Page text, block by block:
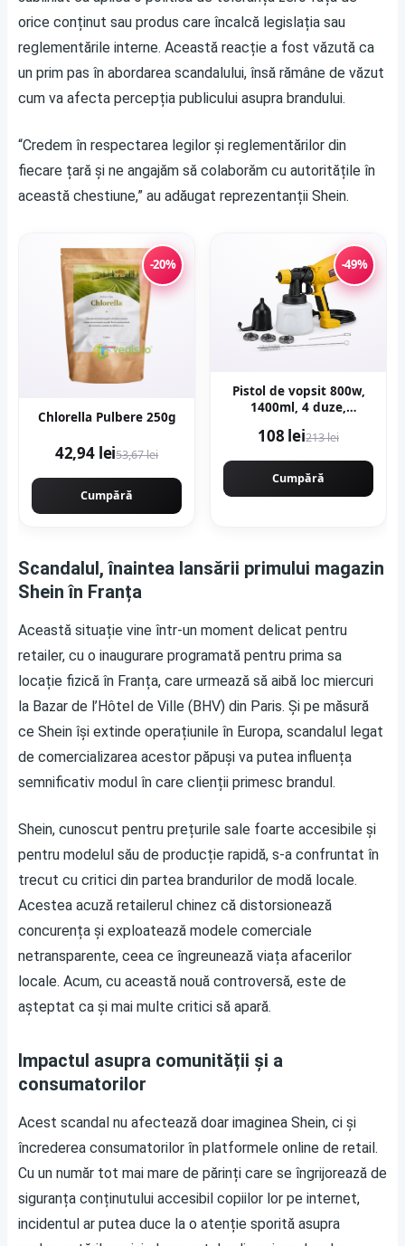
orice conținut sau produs care încalcă legislația sau
reglementările interne. Această reacție a fost văzută ca
un prim pas în abordarea scandalului, însă rămâne de văzut
cum va afecta percepția publicului asupra brandului.
“Credem în respectarea legilor și reglementărilor din
fiecare țară și ne angajăm să colaborăm cu autoritățile în
această chestiune,” au adăugat reprezentanții Shein.
-20%
Chlorella Pulbere 250g
42,94 lei53,67 lei
Cumpără
-49%
Pistol de vopsit 800w,
1400ml, 4 duze,
putere variabila
108 lei213 lei
Cumpără
Scandalul, înaintea lansării primului magazin
Shein în Franța
Această situație vine într-un moment delicat pentru
retailer, cu o inaugurare programată pentru prima sa
locație fizică în Franța, care urmează să aibă loc miercuri
la Bazar de l’Hôtel de Ville (BHV) din Paris. Și pe măsură
ce Shein își extinde operațiunile în Europa, scandalul legat
de comercializarea acestor păpuși va putea influența
semnificativ modul în care clienții primesc brandul.
Shein, cunoscut pentru prețurile sale foarte accesibile și
pentru modelul său de producție rapidă, s-a confruntat în
trecut cu critici din partea brandurilor de modă locale.
Acestea acuză retailerul chinez că distorsionează
concurența și exploatează modele comerciale
netransparente, ceea ce îngreunează viața afacerilor
locale. Acum, cu această nouă controversă, este de
așteptat ca și mai multe critici să apară.
Impactul asupra comunității și a
consumatorilor
Acest scandal nu afectează doar imaginea Shein, ci și
încrederea consumatorilor în platformele online de retail.
Cu un număr tot mai mare de părinți care se îngrijorează de
siguranța conținutului accesibil copiilor lor pe internet,
incidentul ar putea duce la o atenție sporită asupra